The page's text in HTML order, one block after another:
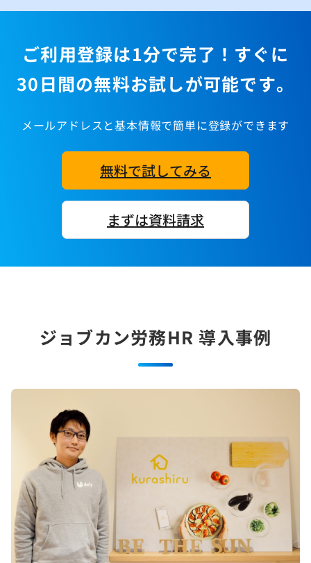
離れていてもインターネットさえあれば同
ご利用登録は1分で完了！すぐに
30日間の無料お試しが可能です。
メールアドレスと基本情報で簡単に登録ができます
無料で試してみる
まずは資料請求
ジョブカン労務HR 導入事例